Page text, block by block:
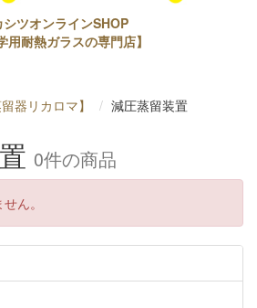
シツオンラインSHOP
用耐熱ガラスの専門店】
器リカロマ】 減圧蒸留装置
0件の商品
ん。